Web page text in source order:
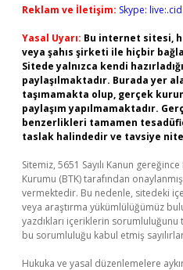
Reklam ve İletişim: Skype:
Yasal Uyarı: Bu internet sitesi,
veya şahıs şirketi ile hiçbir
Sitede yalnızca kendi
paylaşılmaktadır. Burada yer
taşımamakta olup, gerçek
paylaşım yapılmamaktadır.
benzerlikleri tamamen
taslak halindedir ve tavsiye
Sitemiz, 5651 Sayılı Kanun
Kurumu (BTK) tarafından
vermektedir. Bu nedenle, sitedeki
veya araştırma yükümlülüğümüz
yazdıkları içeriklerin
bu sorumluluğu kabul etmiş
Hukuka ve yasal düzenlemelere